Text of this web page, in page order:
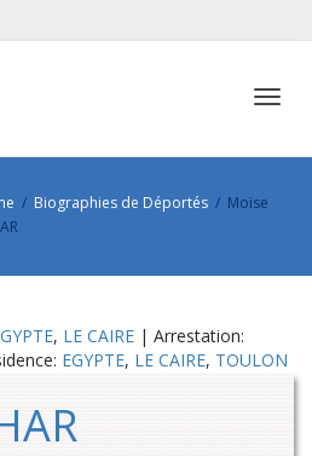
Biographies de Déportés
Moïse
, LE CAIRE | Arrestation:
EGYPTE, LE CAIRE, TOULON